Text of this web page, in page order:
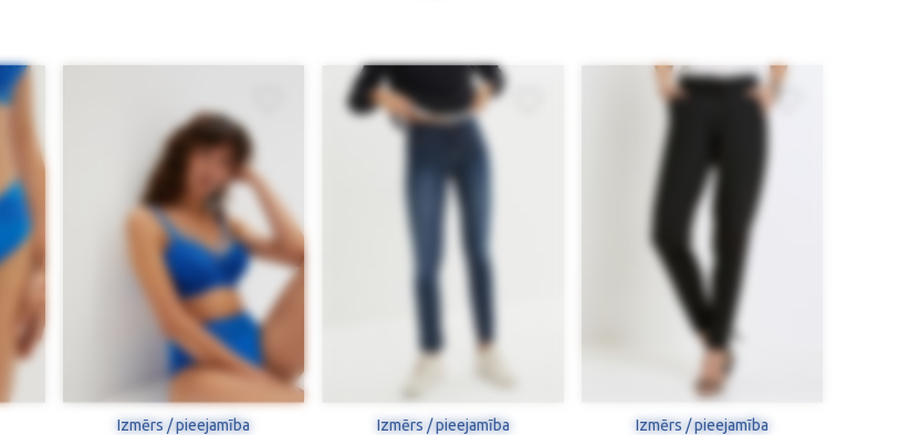
Izmērs / pieejamība Izmērs / pieejamība Izmērs / pieejamība